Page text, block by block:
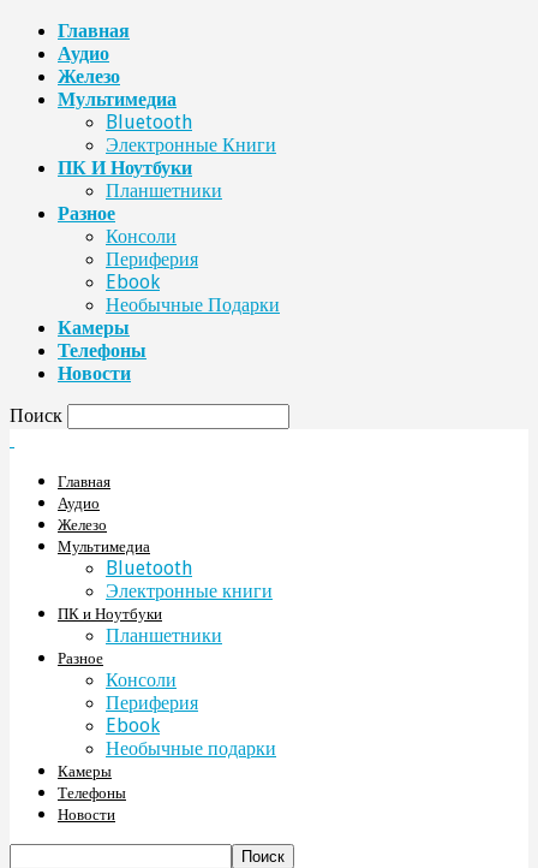
Главная
Аудио
Железо
Мультимедиа
Bluetooth
Электронные Книги
ПК И Ноутбуки
Планшетники
Разное
Консоли
Периферия
Ebook
Необычные Подарки
Камеры
Телефоны
Новости
Поиск
Главная
Аудио
Железо
Мультимедиа
Bluetooth
Электронные книги
ПК и Ноутбуки
Планшетники
Разное
Консоли
Периферия
Ebook
Необычные подарки
Камеры
Телефоны
Новости